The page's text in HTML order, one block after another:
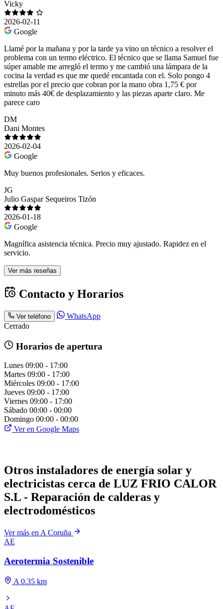
Vicky
2026-02-11
Google
Llamé por la mañana y por la tarde ya vino un técnico a resolver el
problema con un termo eléctrico. El técnico que se llama Samuel fue
súper amable me arregló el termo y me cambió una lámpara de la
cocina la verdad es que me quedé encantada con el. Solo pongo 4
estrellas por el precio que cobran por la mano obra 1,75 € por
minuto más 40€ de desplazamiento y las piezas aparte claro. Me
parece caro
DM
Dani Montes
2026-02-04
Google
Muy buenos profesionales. Serios y eficaces.
JG
Julio Gaspar Sequeiros Tizón
2026-01-18
Google
Magnífica asistencia técnica. Precio muy ajustado. Rapidez en el
servicio.
Ver más reseñas
Contacto y Horarios
Ver teléfono
WhatsApp
Cerrado
Horarios de apertura
Lunes 09:00 - 17:00
Martes 09:00 - 17:00
Miércoles 09:00 - 17:00
Jueves 09:00 - 17:00
Viernes 09:00 - 17:00
Sábado 00:00 - 00:00
Domingo 00:00 - 00:00
Ver en Google Maps
Otros instaladores de energía solar y
electricistas cerca de LUZ FRIO CALOR
S.L - Reparación de calderas y
electrodomésticos
Ver más en A Coruña
AE
Aerotermia Sostenible
A 0.35 km